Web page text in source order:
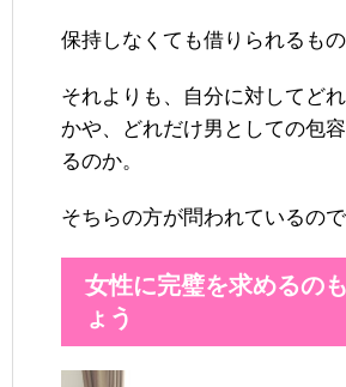
保持しなくても借りられるもの
それよりも、自分に対してど
かや、どれだけ男としての包
るのか。
そちらの方が問われているので
女性に完璧を求めるの
ょう